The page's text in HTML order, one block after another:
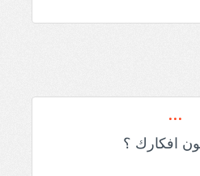
افكارك ؟